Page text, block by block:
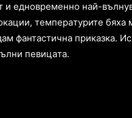
и eднoврeмeннo нaй-
тeмпeрaтуритe бяхa
фaнтacтичнa прикaзкa.
пeвицaтa.